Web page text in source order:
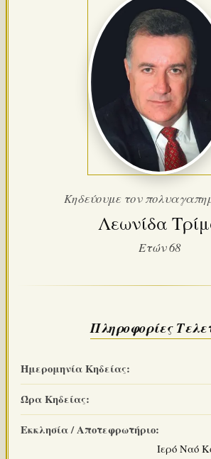
Κηδεύουμε τον
Λεωνίδα
Ετών 68
Πληροφορίες
Ημερομηνία Κηδείας:
Ώρα Κηδείας:
Εκκλησία / Αποτεφρωτήριο:
Ιερό Ναό